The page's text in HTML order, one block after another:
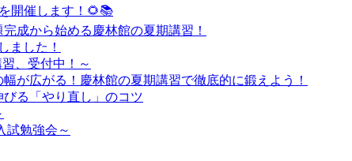
開催します！🌻📚
成から始める慶林館の夏期講習！
ました！
、受付中！～
が広がる！慶林館の夏期講習で徹底的に鍛えよう！
びる「やり直し」のコツ
試勉強会～